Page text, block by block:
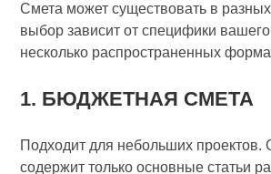
Смета может существовать в
выбор зависит от специфики
несколько распространенных
1. БЮДЖЕТНАЯ СМЕТА
Подходит для небольших проектов.
содержит только основные статьи